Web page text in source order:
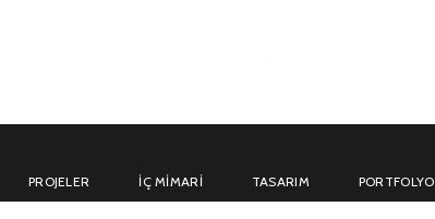
PROJELER İÇ MIMARI TASARIM PORTFOLYO